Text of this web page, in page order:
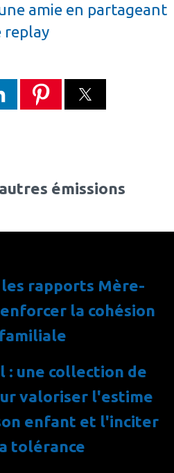
amie en partageant
replay
émissions
rapports Mère-
la cohésion
familiale
: une collection de
valoriser l'estime
enfant et l'inciter
tolérance